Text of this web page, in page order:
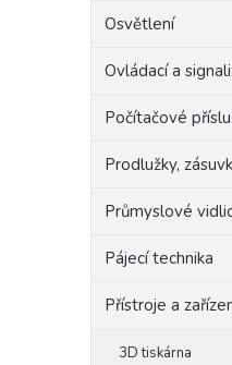
Osvětlení
Ovládací a
Počítačové
Prodlužky,
Průmyslové
Pájecí technika
Přístroje a
3D tiskárna